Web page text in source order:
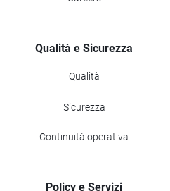
Qualità e Sicurezza
Qualità
Sicurezza
Continuità operativa
Policy e Servizi